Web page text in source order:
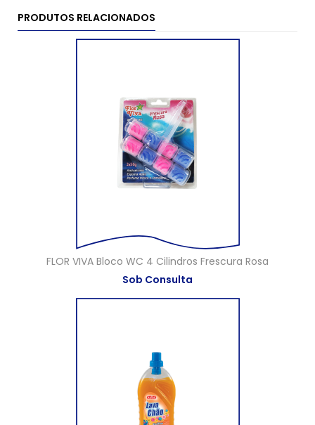
PRODUTOS RELACIONADOS
FLOR VIVA Bloco WC 4 Cilindros Frescura Rosa
Sob Consulta